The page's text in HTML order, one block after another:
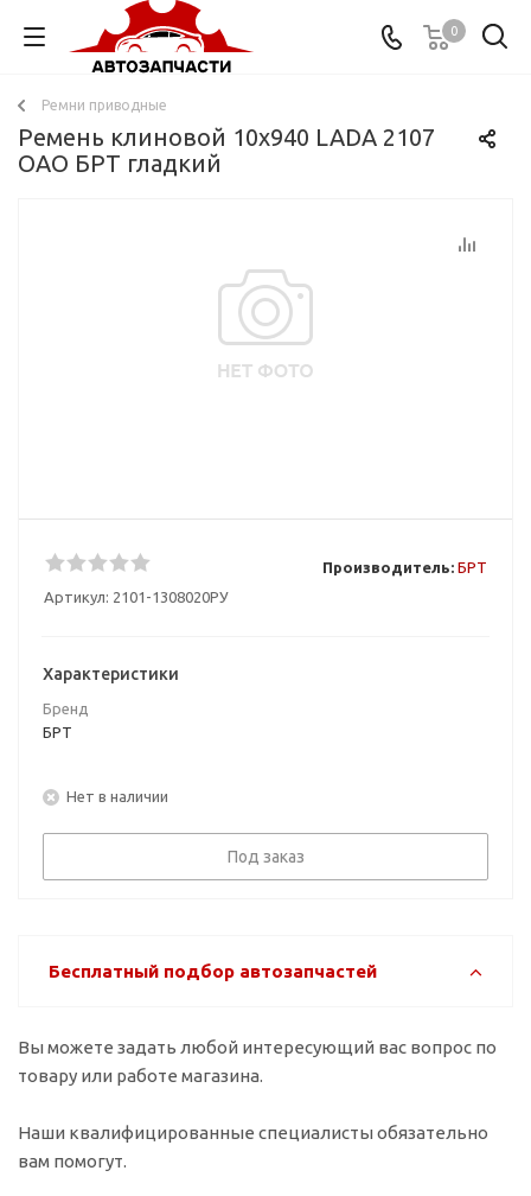
0
Ремни приводные
Ремень клиновой 10x940 LADA 2107
ОАО БРТ гладкий
Артикул: 2101-1308020РУ
Производитель: БРТ
Характеристики
Бренд
БРТ
Нет в наличии
Под заказ
Бесплатный подбор автозапчастей
Вы можете задать любой интересующий вас вопрос по
товару или работе магазина.
Наши квалифицированные специалисты обязательно
вам помогут.